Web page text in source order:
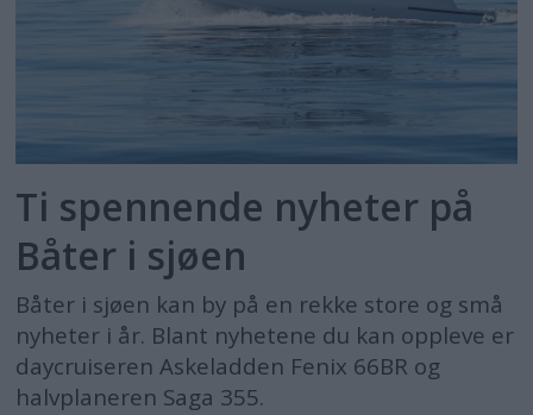
Ti spennende nyheter på
Båter i sjøen
Båter i sjøen kan by på en rekke store og små
nyheter i år. Blant nyhetene du kan oppleve er
daycruiseren Askeladden Fenix 66BR og
halvplaneren Saga 355.